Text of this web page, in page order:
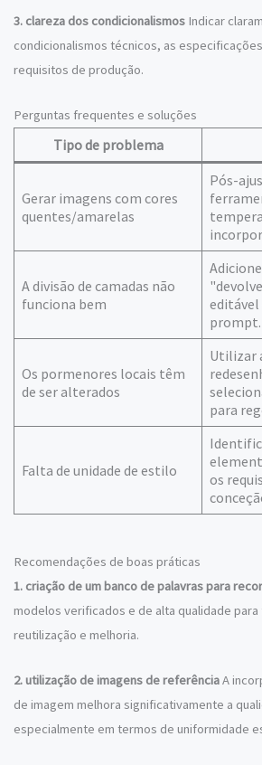
3. clareza dos condicionalismos Indicar
condicionalismos técnicos, as
requisitos de produção.
Perguntas frequentes e soluções
Tipo de problema
Gerar imagens com cores
quentes/amarelas
Pós-
A divisão de camadas não
funciona bem
prompt.
Os pormenores locais têm
de ser alterados
Utilizar
para
Falta de unidade de estilo
os
Recomendações de boas práticas
1. criação de um banco de palavras para
modelos verificados e de alta qualidade para
reutilização e melhoria.
2. utilização de imagens de referênciaA
de imagem melhora significativamente a
especialmente em termos de uniformidade